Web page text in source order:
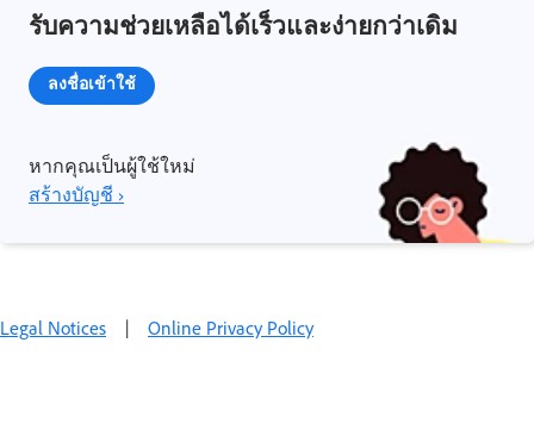
รับความช่วยเหลือได้เร็วและง่ายกว่าเดิม
ลงชื่อเข้าใช้
หากคุณเป็นผู้ใช้ใหม่
สร้างบัญชี ›
Legal Notices | Online Privacy Policy